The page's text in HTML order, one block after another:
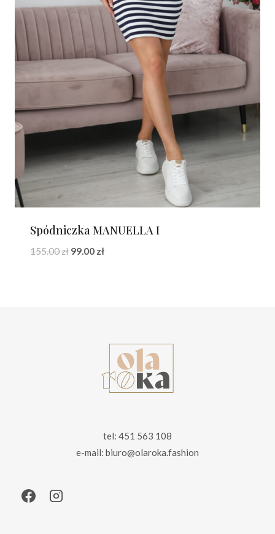
Spódniczka MANUELLA I
155.00zł Pierwotna
99.00 złAktualna
tel: 451 563 108
e-mail: biuro@olaroka.fashion